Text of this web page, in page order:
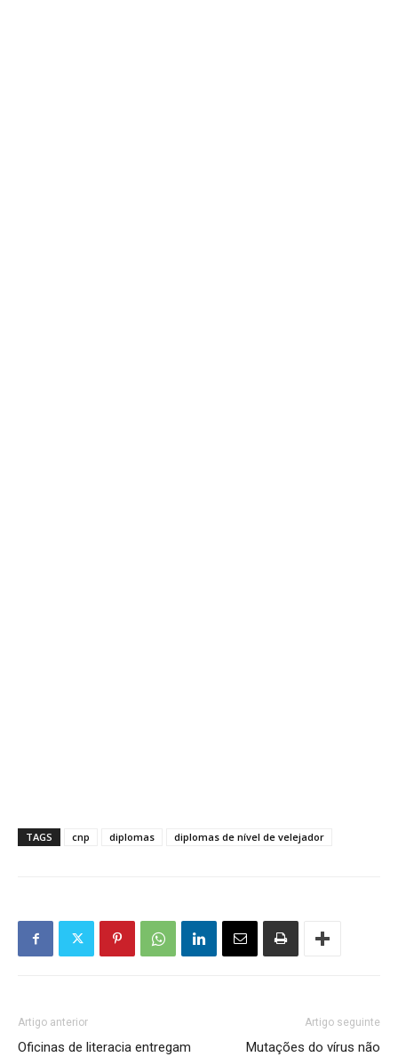
TAGS cnp diplomas diplomas de nível de velejador
Artigo anterior
Oficinas de literacia entregam
Artigo seguinte
Mutações do vírus não